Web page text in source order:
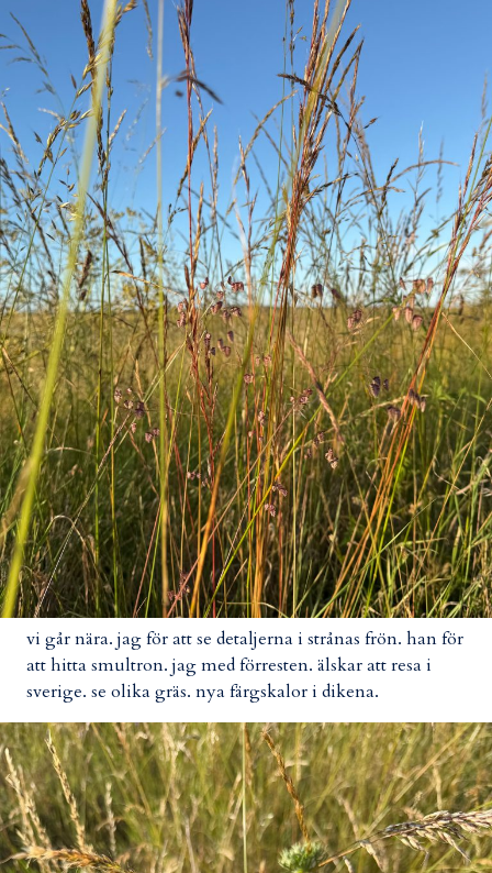
vi går nära. jag för att se detaljerna i strånas frön. han för
att hitta smultron. jag med förresten. älskar att resa i
sverige. se olika gräs. nya färgskalor i dikena.